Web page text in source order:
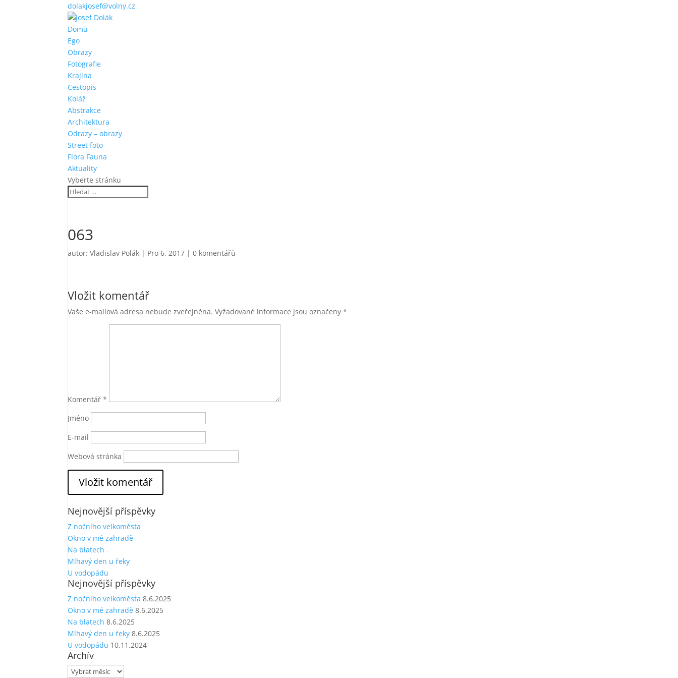
dolakjosef@volny.cz
Domů
Ego
Obrazy
Fotografie
Krajina
Cestopis
Koláž
Abstrakce
Architektura
Odrazy – obrazy
Street foto
Flora Fauna
Aktuality
Vyberte stránku
063
autor:Vladislav Polák | Pro 6, 2017 |0 komentářů
Vložit komentář
Vaše e-mailová adresa nebude zveřejněna. Vyžadované informace jsou označeny*
Komentář*
Jméno
E-mail
Webová stránka
Nejnovější příspěvky
Z nočního velkoměsta
Okno v mé zahradě
Na blatech
Mlhavý den u řeky
U vodopádu
Nejnovější příspěvky
Z nočního velkoměsta 8.6.2025
Okno v mé zahradě 8.6.2025
Na blatech 8.6.2025
Mlhavý den u řeky 8.6.2025
U vodopádu 10.11.2024
Archív
Archív